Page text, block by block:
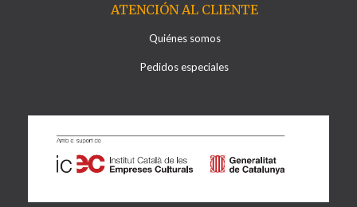
ATENCIÓN AL CLIENTE
Quiénes somos
Pedidos especiales